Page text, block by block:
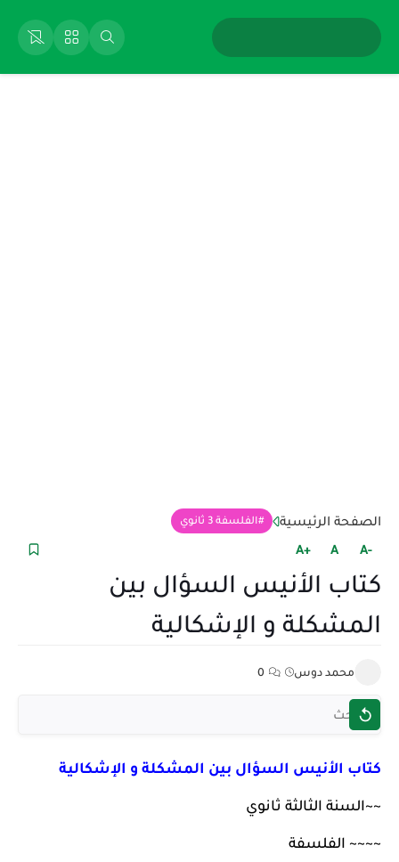
الصفحة الرئيسية الفلسفة 3 ثانوي
+A A -A
كتاب الأنيس السؤال بين
المشكلة و الإشكالية
محمد دوس 0
كتاب الأنيس السؤال بين المشكلة و الإشكالية
~~السنة الثالثة ثانوي
~~~~ الفلسفة